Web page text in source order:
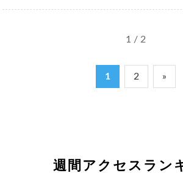
1 / 2
1 2 »
週間アクセスラン